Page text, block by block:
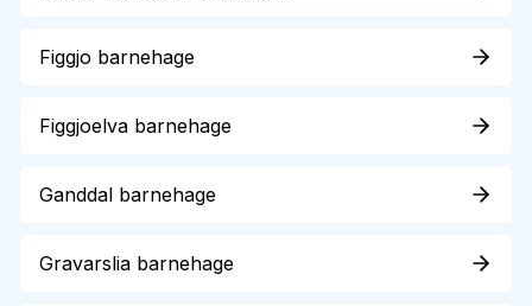
Figgjo barnehage
Figgjoelva barnehage
Ganddal barnehage
Gravarslia barnehage